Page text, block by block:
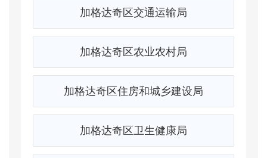
加格达奇区交通运输局
加格达奇区农业农村局
加格达奇区住房和城乡建设局
加格达奇区卫生健康局